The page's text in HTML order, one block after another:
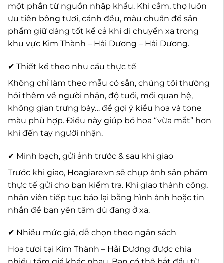
một phần từ nguồn nhập khẩu. Khi cắm, thợ luôn
ưu tiên bông tươi, cánh đều, màu chuẩn để sản
phẩm giữ dáng tốt kể cả khi di chuyển xa trong
khu vực Kim Thành – Hải Dương – Hải Dương.
✔ Thiết kế theo nhu cầu thực tế
Không chỉ làm theo mẫu có sẵn, chúng tôi thường
hỏi thêm về người nhận, độ tuổi, mối quan hệ,
không gian trưng bày… để gợi ý kiểu hoa và tone
màu phù hợp. Điều này giúp bó hoa “vừa mắt” hơn
khi đến tay người nhận.
✔ Minh bạch, gửi ảnh trước & sau khi giao
Trước khi giao, Hoagiare.vn sẽ chụp ảnh sản phẩm
thực tế gửi cho bạn kiểm tra. Khi giao thành công,
nhân viên tiếp tục báo lại bằng hình ảnh hoặc tin
nhắn để bạn yên tâm dù đang ở xa.
✔ Nhiều mức giá, dễ chọn theo ngân sách
Hoa tươi tại Kim Thành – Hải Dương được chia